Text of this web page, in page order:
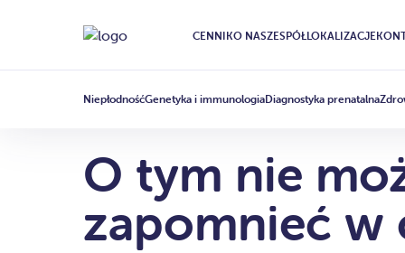
CENNIKO NASZESPÓŁLOKALIZACJE
NiepłodnośćGenetyka i immunologiaDiagnostyka prenatalna
O tym nie
zapomnieć w